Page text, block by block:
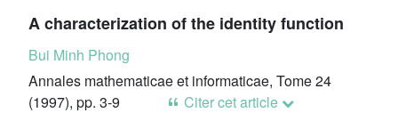
A characterization of the identity function
Bui Minh Phong
Annales mathematicae et informaticae, Tome 24
(1997), pp. 3-9
Citer cet article